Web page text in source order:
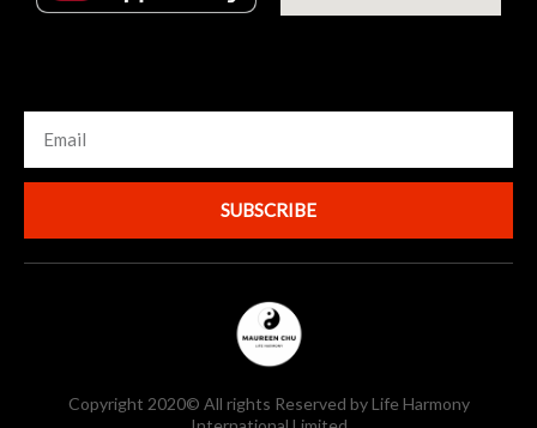
SUBSCRIBE
Copyright 2020© All rights Reserved by Life Harmony